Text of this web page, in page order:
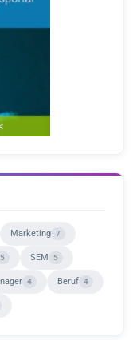
Marketing 7
5 SEM 5
4 Beruf 4